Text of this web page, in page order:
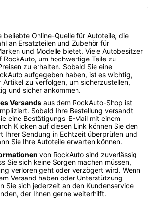
beliebte Online-Quelle für Autoteile, die
an Ersatzteilen und Zubehör für
und Modelle bietet. Viele Autobesitzer
RockAuto, um hochwertige Teile zu
zu erhalten. Sobald Sie eine
aufgegeben haben, ist es wichtig,
Artikel zu verfolgen, um sicherzustellen,
und sicher ankommen.
Versands aus dem RockAuto-Shop ist
Sobald Ihre Bestellung versandt
eine Bestätigungs-E-Mail mit einem
Klicken auf diesen Link können Sie den
Ihrer Sendung in Echtzeit überprüfen und
Sie Ihre Autoteile erwarten können.
von RockAuto sind zuverlässig
Sie sich keine Sorgen machen müssen,
verloren geht oder verzögert wird. Wenn
Versand haben oder Unterstützung
Sie sich jederzeit an den Kundenservice
der Ihnen gerne weiterhilft.